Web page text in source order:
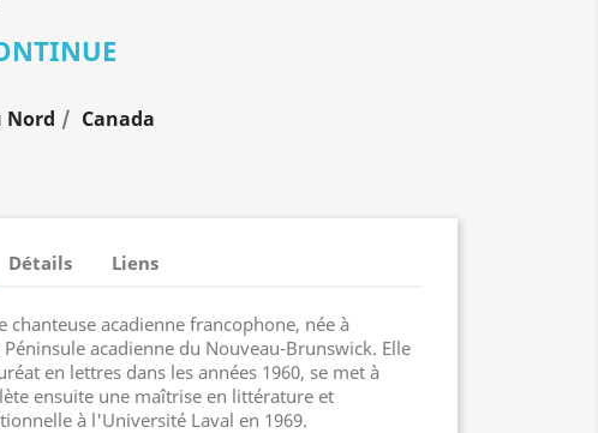
Nord Canada
Détails Liens
chanteuse acadienne francophone, née à
acadienne du Nouveau-Brunswick. Elle
en lettres dans les années 1960, se met à
ensuite une maîtrise en littérature et
à l'Université Laval en 1969.